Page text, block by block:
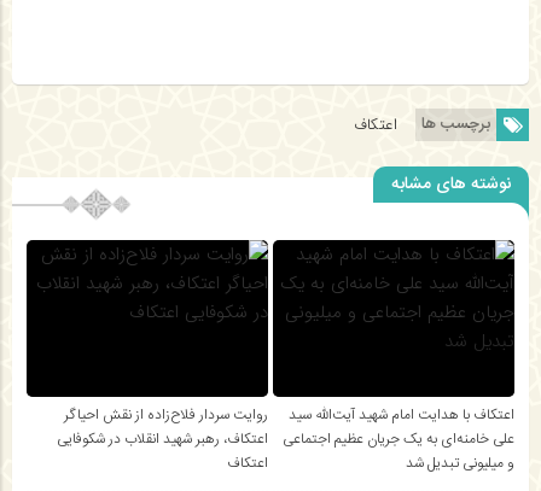
برچسب ها اعتکاف
نوشته های مشابه
اعتکاف با هدایت امام شهید آیت‌الله سید
علی خامنه‌ای به یک جریان عظیم اجتماعی
و میلیونی تبدیل شد
روایت سردار فلاح‌زاده از نقش احیاگر
اعتکاف، رهبر شهید انقلاب در شکوفایی
اعتکاف